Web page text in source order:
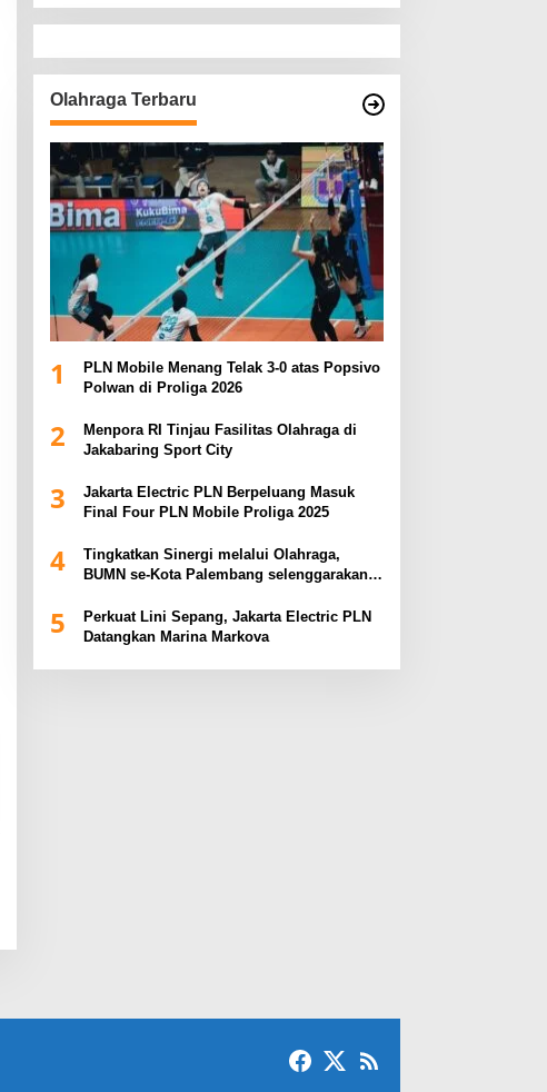
Olahraga Terbaru
1
PLN Mobile Menang Telak 3-0 atas Popsivo
Polwan di Proliga 2026
2
Menpora RI Tinjau Fasilitas Olahraga di
Jakabaring Sport City
3
Jakarta Electric PLN Berpeluang Masuk
Final Four PLN Mobile Proliga 2025
4
Tingkatkan Sinergi melalui Olahraga,
BUMN se-Kota Palembang selenggarakan
5
Perkuat Lini Sepang, Jakarta Electric PLN
Datangkan Marina Markova